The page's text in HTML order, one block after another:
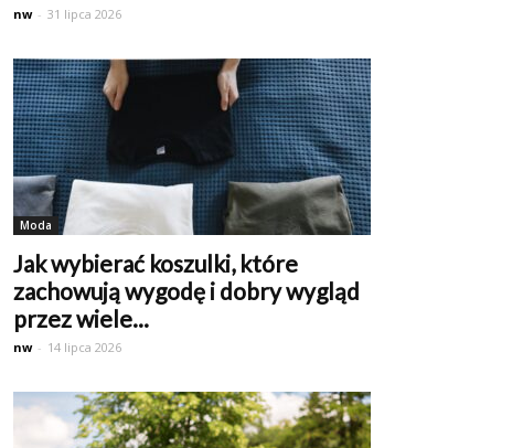
nw - 31 lipca 2026
Moda
Jak wybierać koszulki, które
zachowują wygodę i dobry wygląd
przez wiele...
nw - 14 lipca 2026